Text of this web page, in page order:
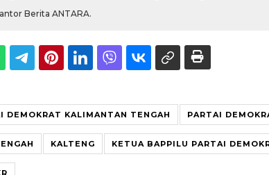
Berita ANTARA.
DEMOKRAT KALIMANTAN TENGAH PARTAI
KALTENG KETUA BAPPILU PARTAI